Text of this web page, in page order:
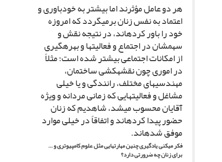
هر دو عامل مؤثرند اما بیشتر به خودباورى و
اعتماد به نفس زنان برمى‏گردد که امروزه
خود را باور کرده‏اند، در نتیجه نقش و
سهم‏شان در اجتماع و فعالیت‏ها و بهره‏گیرى
از امکانات اجتماعى بیشتر شده است؛ مثلاً
در امورى چون نقشه‏کشى ساختمان،
مهندسى‏هاى مختلف، رانندگى و یا خیلى
مشاغل و فعالیت‏هایى که زمانى مردانه و ویژه
آقایان محسوب مى‏شد، شاهدیم که زنان
حضور پیدا کرده‏اند و اتفاقاً در خیلى موارد
موفق شده‏اند.
فکر مى‏کنى یادگیرى چنین مهارت‏هایى مثل علوم کامپیوترى و ...
براى زنان چه ضرورتى دارد؟